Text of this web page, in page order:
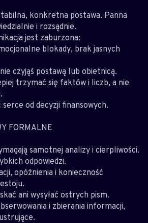
konkretna postawa. Panna
i rozsądnie.
jest zaburzona:
blokady, brak jasnych
czyjąś postawą lub obietnicą.
trzymać się faktów i liczb, a nie
od decyzji finansowych.
FORMALNE
samotnej analizy i cierpliwości.
odpowiedzi.
opóźnienia i konieczność
ani wysyłać ostrych pism.
i zbierania informacji,